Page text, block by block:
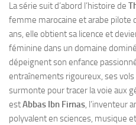
La série suit d’abord l’histoire de
femme marocaine et arabe pilote
ans, elle obtient sa licence et
féminine dans un domaine
dépeignent son enfance
entraînements rigoureux, ses vols
surmonte pour tracer la voie aux
estAbbas Ibn Firnas, l’inventeur
polyvalent en sciences, musique